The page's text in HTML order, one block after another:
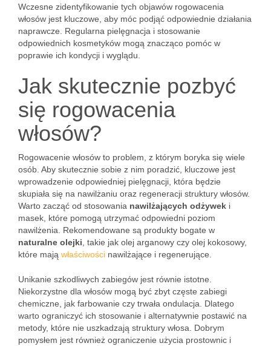
Wczesne zidentyfikowanie tych objawów rogowacenia
włosów jest kluczowe, aby móc podjąć odpowiednie działania
naprawcze. Regularna pielęgnacja i stosowanie
odpowiednich kosmetyków mogą znacząco pomóc w
poprawie ich kondycji i wyglądu.
Jak skutecznie pozbyć
się rogowacenia
włosów?
Rogowacenie włosów to problem, z którym boryka się wiele
osób. Aby skutecznie sobie z nim poradzić, kluczowe jest
wprowadzenie odpowiedniej pielęgnacji, która będzie
skupiała się na nawilżaniu oraz regeneracji struktury włosów.
Warto zacząć od stosowania nawilżających odżywek i
masek, które pomogą utrzymać odpowiedni poziom
nawilżenia. Rekomendowane są produkty bogate w
naturalne olejki , takie jak olej arganowy czy olej kokosowy,
które mają właściwości nawilżające i regenerujące.
Unikanie szkodliwych zabiegów jest równie istotne.
Niekorzystne dla włosów mogą być zbyt częste zabiegi
chemiczne, jak farbowanie czy trwała ondulacja. Dlatego
warto ograniczyć ich stosowanie i alternatywnie postawić na
metody, które nie uszkadzają struktury włosa. Dobrym
pomysłem jest również ograniczenie użycia prostownic i